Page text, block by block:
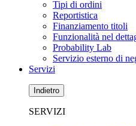
Tipi di ordini
Reportistica
Finanziamento titoli
Funzionalità nel
Probability Lab
Servizio esterno di
Servizi
Indietro
SERVIZI